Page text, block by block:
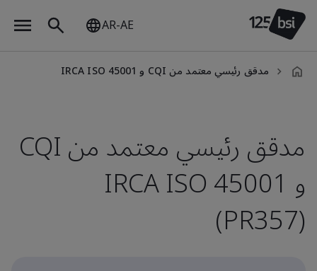
AR-AE
ar-
مدقق رئيسي معتمد من CQI و IRCA ISO 45001
مدقق رئيسي معتمد من CQI
و IRCA ISO 45001
(PR357)